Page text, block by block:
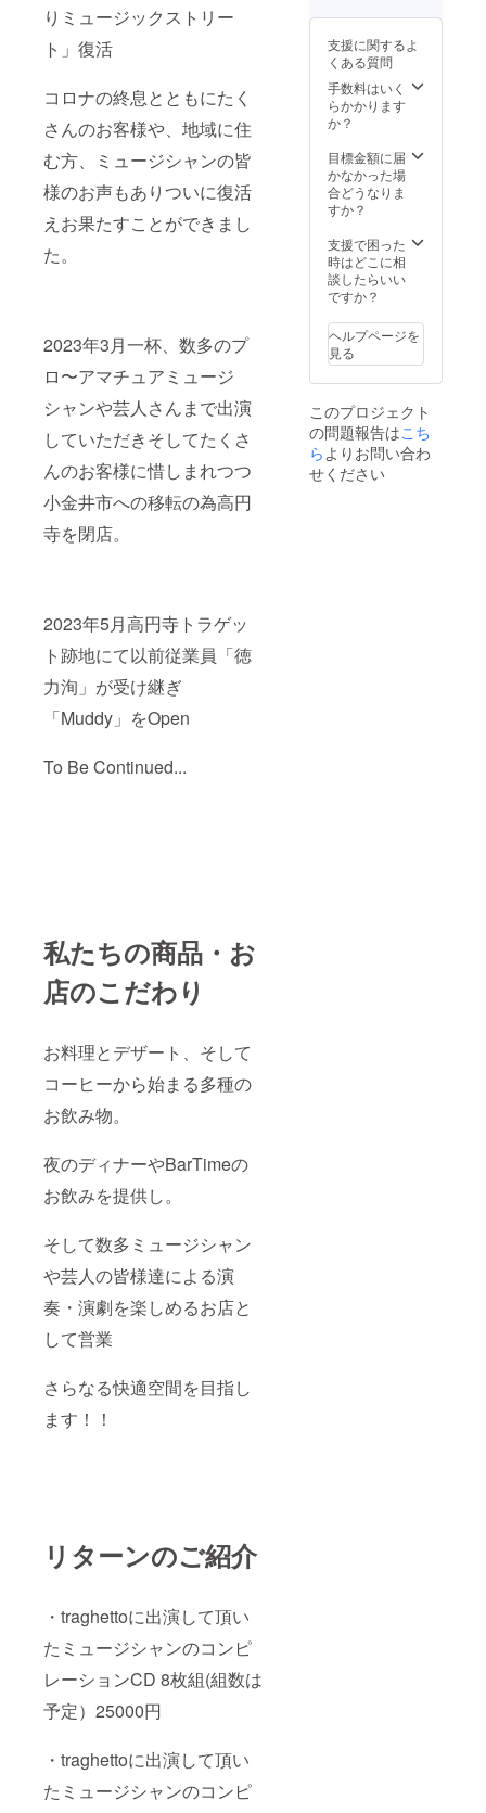
りミュージックストリー
ト」復活
コロナの終息とともにたく
さんのお客様や、地域に住
む方、ミュージシャンの皆
様のお声もありついに復活
えお果たすことができまし
た。
2023年3月一杯、数多のプ
ロ〜アマチュアミュージ
シャンや芸人さんまで出演
していただきそしてたくさ
んのお客様に惜しまれつつ
小金井市への移転の為高円
寺を閉店。
2023年5月高円寺トラゲッ
ト跡地にて以前従業員「徳
力洵」が受け継ぎ
「Muddy」をOpen
To Be Continued...
私たちの商品・お
店のこだわり
お料理とデザート、そして
コーヒーから始まる多種の
お飲み物。
夜のディナーやBarTimeの
お飲みを提供し。
そして数多ミュージシャン
や芸人の皆様達による演
奏・演劇を楽しめるお店と
して営業
さらなる快適空間を目指し
ます！！
リターンのご紹介
・traghettoに出演して頂い
たミュージシャンのコンピ
レーションCD 8枚組(組数は
予定）25000円
・traghettoに出演して頂い
たミュージシャンのコンピ
80mm×
φ74（2
35ml）
1年ライ
ブパス
（有効
期限発
行から1
チャー
ジ無し
でご来
場でき
ワンド
リンク
提供）
支援に関するよ
くある質問
手数料はいく
らかかります
か？
目標金額に届
かなかった場
合どうなりま
すか？
支援で困った
時はどこに相
談したらいい
ですか？
ヘルプページを
見る
このプロジェクト
の問題報告はこち
らよりお問い合わ
せください